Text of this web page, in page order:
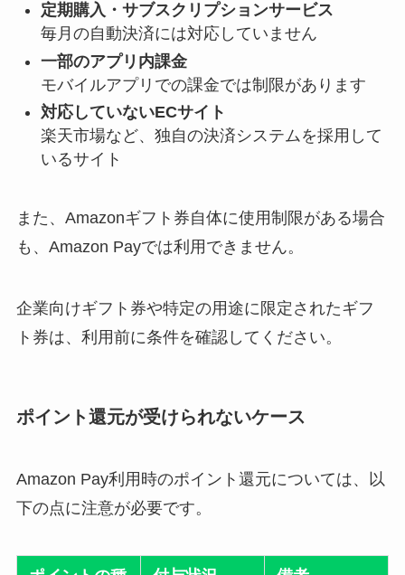
定期購入・サブスクリプションサービス
毎月の自動決済には対応していません
一部のアプリ内課金
モバイルアプリでの課金では制限があります
対応していないECサイト
楽天市場など、独自の決済システムを採用して
いるサイト
また、Amazonギフト券自体に使用制限がある場合
も、Amazon Payでは利用できません。
企業向けギフト券や特定の用途に限定されたギフ
ト券は、利用前に条件を確認してください。
ポイント還元が受けられないケース
Amazon Pay利用時のポイント還元については、以
下の点に注意が必要です。